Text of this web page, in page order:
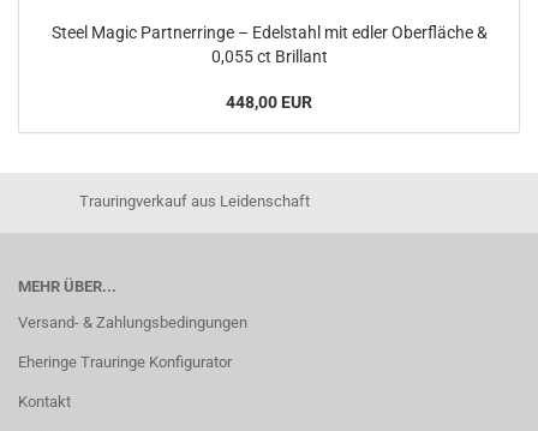
Steel Magic Partnerringe – Edelstahl mit edler Oberfläche &
0,055 ct Brillant
448,00 EUR
Trauringverkauf aus Leidenschaft
MEHR ÜBER...
Versand- & Zahlungsbedingungen
Eheringe Trauringe Konfigurator
Kontakt